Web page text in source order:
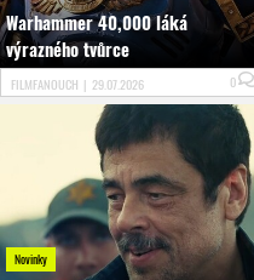
Warhammer 40,000 láká
výrazného tvůrce
FILMFANOUCH | 29.07.2026 0
Novinky